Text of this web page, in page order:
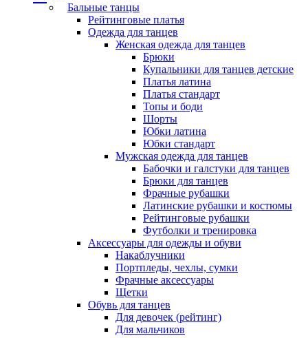
Бальные танцы
Рейтинговые платья
Одежда для танцев
Женская одежда для танцев
Брюки
Купальники для танцев детские
Платья латина
Платья стандарт
Топы и боди
Шорты
Юбки латина
Юбки стандарт
Мужская одежда для танцев
Бабочки и галстуки для танцев
Брюки для танцев
Фрачные рубашки
Латинские рубашки и костюмы
Рейтинговые рубашки
Футболки и тренировка
Аксессуары для одежды и обуви
Накаблучники
Портпледы, чехлы, сумки
Фрачные аксессуары
Щетки
Обувь для танцев
Для девочек (рейтинг)
Для мальчиков